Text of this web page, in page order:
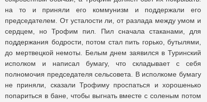
на то и приняли его коммунизм и поддержали его
председателем. От усталости ли, от разлада между умом и
сердцем, но Трофим пил. Пил сначала стаканами, для
поддержания бодрости, потом стал пить горько, бутылями,
до мертвецкой немоты. Белым днем заявился в Туринский
исполком и написал бумагу, что складывает с себя
полномочия председателя сельсовета. В исполкоме бумагу
не приняли, сказали Трофиму проспаться и хорошенько
попариться в бане, чтобы выгнать вместе с соленым потом